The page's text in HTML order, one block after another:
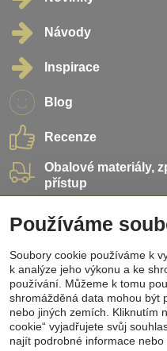
Návody
Inspirace
Blog
Recenze
Obalové materiály,
přístup
Přidejte se k nám
Sociální sítě
Facebook
Instagram
Pinterest
Youtube
Používáme
Soubory cookie používáme k
k analýze jeho výkonu a ke
používání. Můžeme k tomu
shromážděná data mohou být
nebo jiných zemích. Kliknutím
cookie“ vyjadřujete svůj
najít podrobné informace nebo